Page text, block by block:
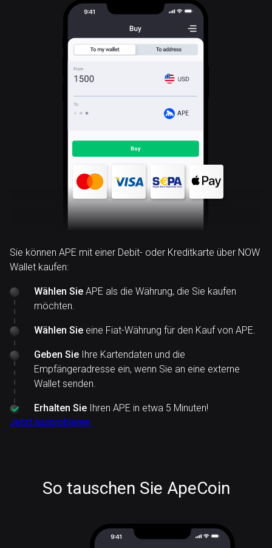
APE
Sie können APE mit einer Debit- oder Kreditkarte über NOW
Wallet kaufen:
Wählen Sie APE als die Währung, die Sie kaufen
möchten.
Wählen Sie eine Fiat-Währung für den Kauf von APE.
Geben Sie Ihre Kartendaten und die
Empfängeradresse ein, wenn Sie an eine externe
Wallet senden.
Erhalten Sie Ihren APE in etwa 5 Minuten!
Jetzt ausprobieren
So tauschen Sie ApeCoin